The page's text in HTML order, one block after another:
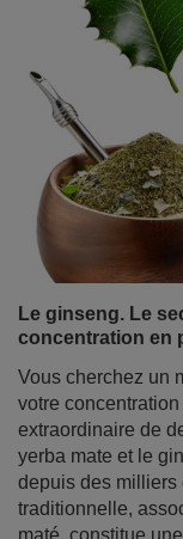
Le ginseng. Le
concentration en
Vous cherchez un
votre
extraordinaire de
yerba mate et le
depuis des milliers
traditionnelle,
maté, constitue